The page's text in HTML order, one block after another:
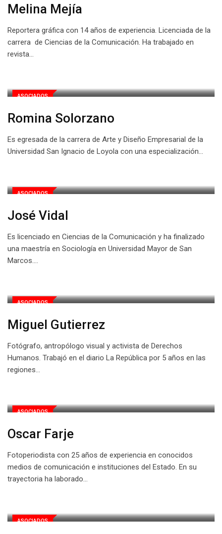
Melina Mejía
Reportera gráfica con 14 años de experiencia. Licenciada de la
carrera de Ciencias de la Comunicación. Ha trabajado en
revista…
ASOCIADOS
Romina Solorzano
Es egresada de la carrera de Arte y Diseño Empresarial de la
Universidad San Ignacio de Loyola con una especialización…
ASOCIADOS
José Vidal
Es licenciado en Ciencias de la Comunicación y ha finalizado
una maestría en Sociología en Universidad Mayor de San
Marcos.…
ASOCIADOS
Miguel Gutierrez
Fotógrafo, antropólogo visual y activista de Derechos
Humanos. Trabajó en el diario La República por 5 años en las
regiones…
ASOCIADOS
Oscar Farje
Fotoperiodista con 25 años de experiencia en conocidos
medios de comunicación e instituciones del Estado. En su
trayectoria ha laborado…
ASOCIADOS